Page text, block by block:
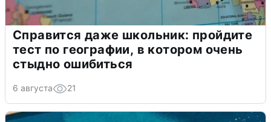
Справится даже школьник: пройдите
тест по географии, в котором очень
стыдно ошибиться
6 августа 21